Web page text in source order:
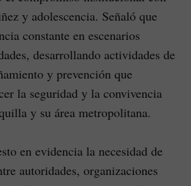
y adolescencia. Señaló que
constante en escenarios
desarrollando actividades de
y prevención que
la seguridad y la convivencia
y su área metropolitana.
en evidencia la necesidad de
autoridades, organizaciones